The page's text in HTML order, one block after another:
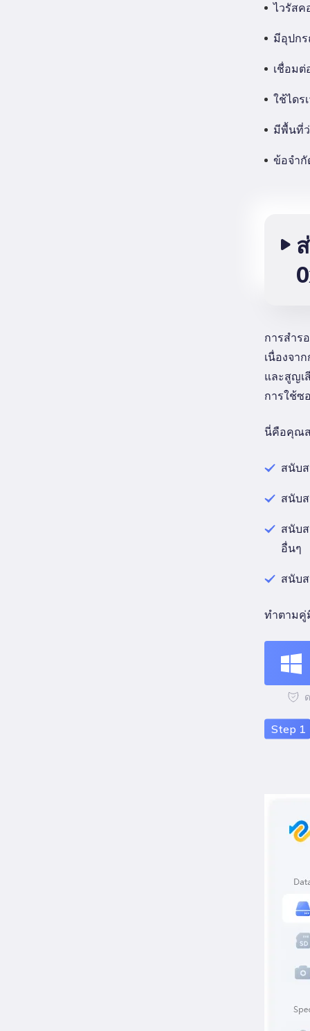
ไวรัสค
มีอุปก
เชื่อมต่
ใช้ไดร
มีพื้นที่ว่
ข้อจำกั
การสำร
เนื่องจา
และสูญเ
การใช้ซ
นี่คือคุณส
สนับ
สนับ
สนับ
อื่นๆ
สนับ
ทำตามคู่